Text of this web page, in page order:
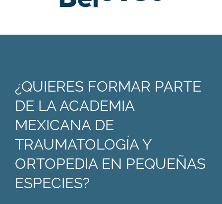
¿QUIERES FORMAR PARTE
DE LA ACADEMIA
MEXICANA DE
TRAUMATOLOGÍA Y
ORTOPEDIA EN PEQUEÑAS
ESPECIES?